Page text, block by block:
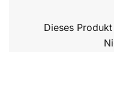
Dieses